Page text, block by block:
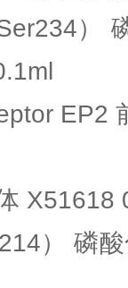
）
EP2
X51618
） 磷